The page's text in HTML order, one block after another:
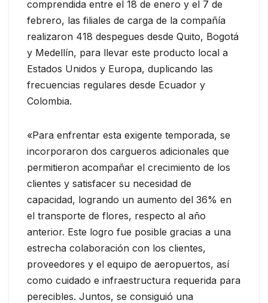
comprendida entre el 18 de enero y el 7 de
febrero, las filiales de carga de la compañía
realizaron 418 despegues desde Quito, Bogotá
y Medellín, para llevar este producto local a
Estados Unidos y Europa, duplicando las
frecuencias regulares desde Ecuador y
Colombia.
«Para enfrentar esta exigente temporada, se
incorporaron dos cargueros adicionales que
permitieron acompañar el crecimiento de los
clientes y satisfacer su necesidad de
capacidad, logrando un aumento del 36% en
el transporte de flores, respecto al año
anterior. Este logro fue posible gracias a una
estrecha colaboración con los clientes,
proveedores y el equipo de aeropuertos, así
como cuidado e infraestructura requerida para
perecibles. Juntos, se consiguió una